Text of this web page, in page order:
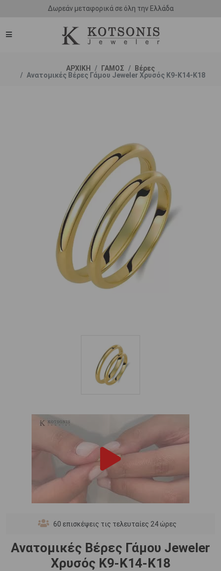
Άμεση παράδοση - Δικαίωμα επιστροφής
ΑΡΧΙΚΗ ΓΑΜΟΣ
Βέρες
Ανατομικές Βέρες Γάμου Jeweler Χρυσός Κ9-Κ14-Κ18
60 επισκέψεις τις τελευταίες 24 ώρες
Ανατομικές Βέρες Γάμου Jeweler
Χρυσός Κ9-Κ14-Κ18